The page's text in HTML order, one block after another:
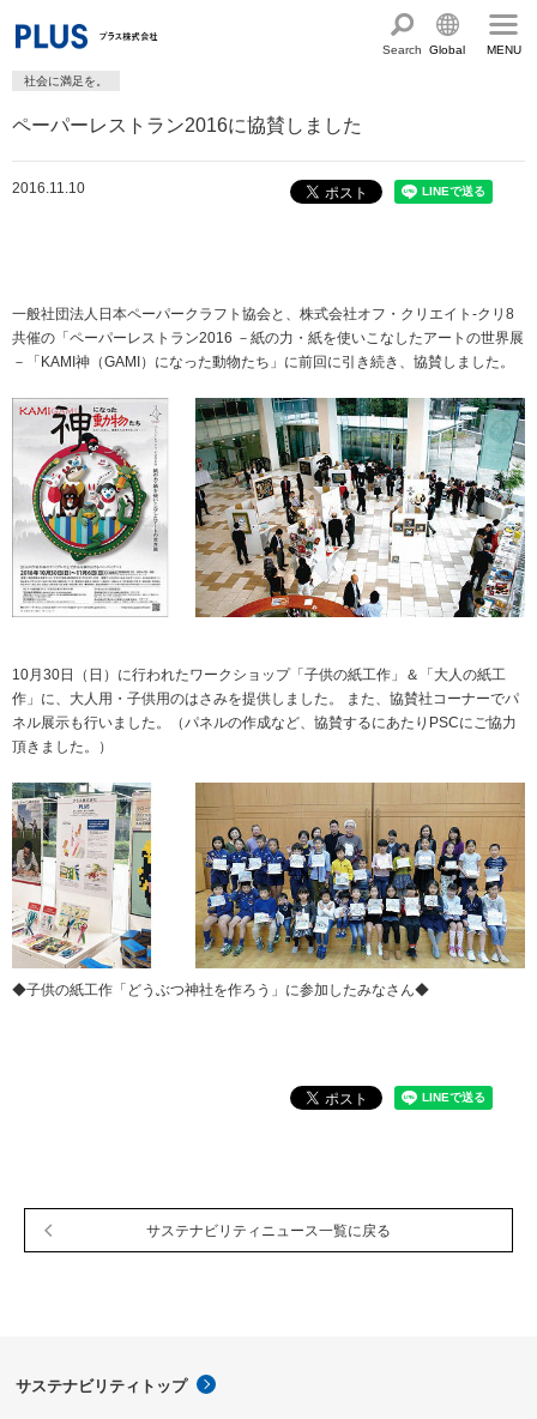
Search Global MENU
閉じる
社会最適のあゆみ
人権の尊重
主な規程・方針、認証取得状況
私たちのアクション
「文具の環境配慮」への挑戦
「新たな働く環境づくり」への挑戦
これが私の社会最適
マテリアリティ
プラスグループのマテリアリティ
働く人に満足を。
社会に満足を。
地球環境に満足を。
強くしなやかな組織を築く。
第三者保証
社外からの評価
編集方針
閉じる
グループ構成図
沿革・年代別トピックス
電子公告・決算公告
採用
ニュースリリース
カタログ・サポート
閉じる
カタログ TOP
オフィス家具サイト サポートページ
文具・事務用品サイト サポートページ
ミーティングツールサイト サポートページ
お問い合わせ
アクセス
企業TOP
オフィス空間・家具
文具・事務用品
ミーティングツール
流通
閉じる
社会に満足を。
ペーパーレストラン2016に協賛しました
2016.11.10
一般社団法人日本ペーパークラフト協会と、株式会社オフ・クリエイト-クリ8
共催の「ペーパーレストラン2016 －紙の力・紙を使いこなしたアートの世界展
－「KAMI神（GAMI）になった動物たち」に前回に引き続き、協賛しました。
10月30日（日）に行われたワークショップ「子供の紙工作」＆「大人の紙工
作」に、大人用・子供用のはさみを提供しました。 また、協賛社コーナーでパ
ネル展示も行いました。（パネルの作成など、協賛するにあたりPSCにご協力
頂きました。）
◆子供の紙工作「どうぶつ神社を作ろう」に参加したみなさん◆
サステナビリティニュース一覧に戻る
サステナビリティトップ